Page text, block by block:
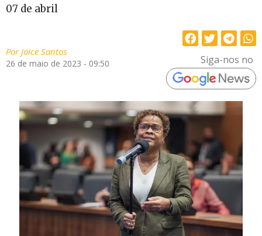
07 de abril
PorJoice Santos
26 de maio de 2023 - 09:50 Siga-nos no